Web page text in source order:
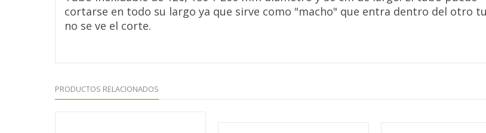
cortarse en todo su largo ya que sirve como "macho" que entra dentro del otro
no se ve el corte.
PRODUCTOS RELACIONADOS